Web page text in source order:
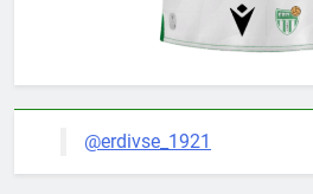
@erdivse_1921